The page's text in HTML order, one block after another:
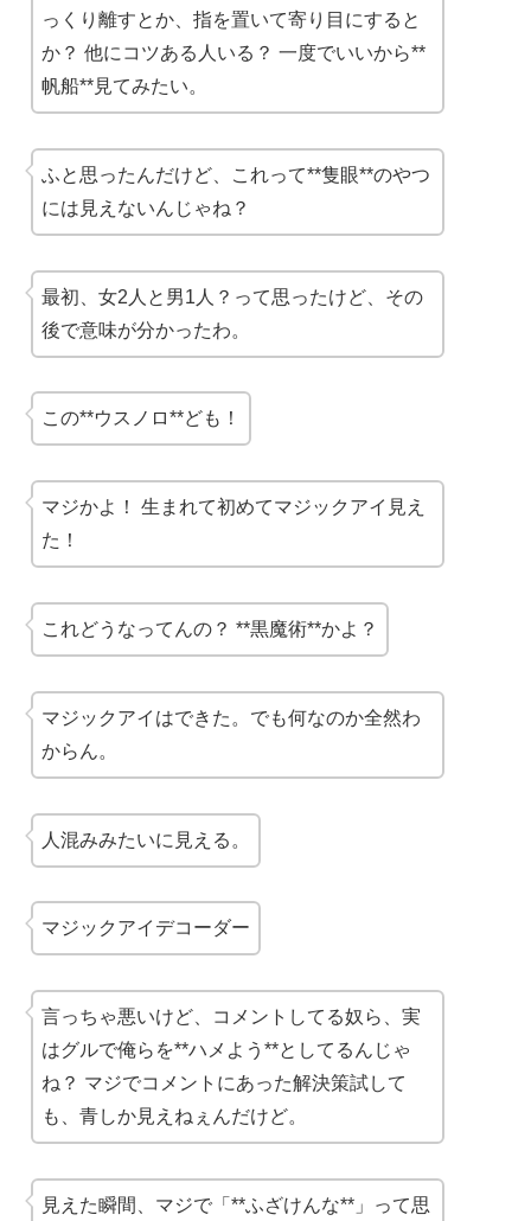
っくり離すとか、指を置いて寄り目にすると
か？ 他にコツある人いる？ 一度でいいから**
帆船**見てみたい。
ふと思ったんだけど、これって**隻眼**のやつ
には見えないんじゃね？
最初、女2人と男1人？って思ったけど、その
後で意味が分かったわ。
この**ウスノロ**ども！
マジかよ！ 生まれて初めてマジックアイ見え
た！
これどうなってんの？ **黒魔術**かよ？
マジックアイはできた。でも何なのか全然わ
からん。
人混みみたいに見える。
マジックアイデコーダー
言っちゃ悪いけど、コメントしてる奴ら、実
はグルで俺らを**ハメよう**としてるんじゃ
ね？ マジでコメントにあった解決策試して
も、青しか見えねぇんだけど。
見えた瞬間、マジで「**ふざけんな**」って思